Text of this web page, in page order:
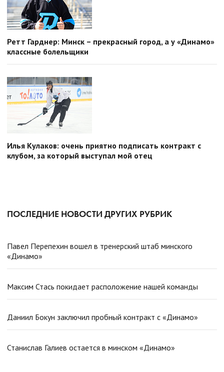
Ретт Гарднер: Минск – прекрасный город, а у «Динамо»
классные болельщики
Илья Кулаков: очень приятно подписать контракт с
клубом, за который выступал мой отец
ПОСЛЕДНИЕ НОВОСТИ ДРУГИХ РУБРИК
Павел Перепехин вошел в тренерский штаб минского
«Динамо»
Максим Стась покидает расположение нашей команды
Даниил Бокун заключил пробный контракт с «Динамо»
Станислав Галиев остается в минском «Динамо»